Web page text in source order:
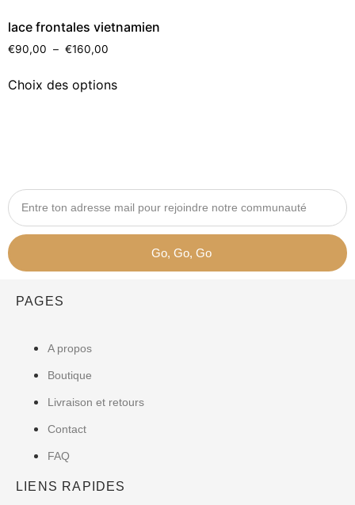
lace frontales vietnamien
€90,00 – €160,00
Choix des options
Go, Go, Go
PAGES
A propos
Boutique
Livraison et retours
Contact
FAQ
LIENS RAPIDES